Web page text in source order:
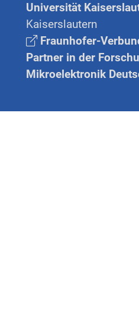
Universität
Kaiserslautern
Fraunhofer-
Partner in der
Mikroelektronik